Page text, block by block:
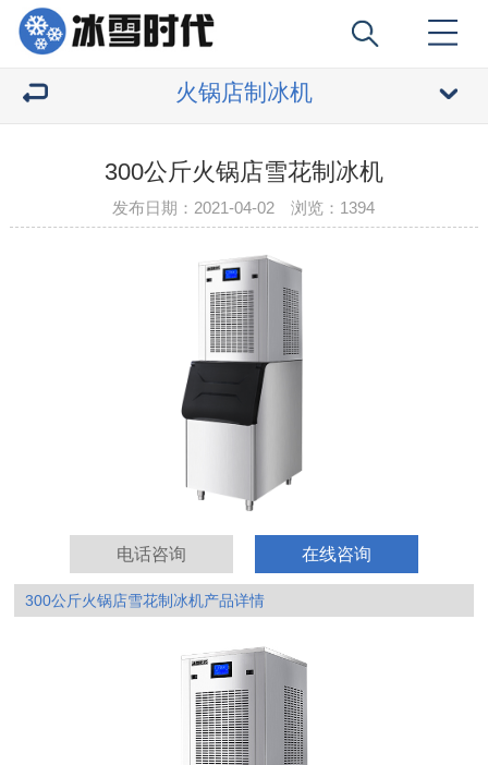
火锅店制冰机
300公斤火锅店雪花制冰机
发布日期：2021-04-02 浏览： 1394
电话咨询 在线咨询
300公斤火锅店雪花制冰机产品详情